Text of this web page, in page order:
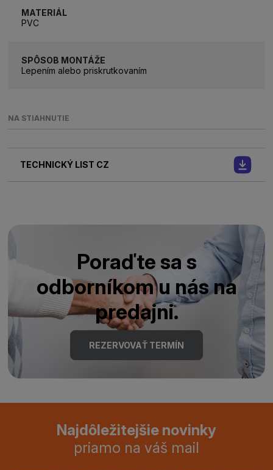
MATERIÁL
PVC
SPÔSOB MONTÁŽE
Lepením alebo priskrutkovaním
NA STIAHNUTIE
TECHNICKÝ LIST CZ
Poraďte sa s
odborníkom u nás na
predajni.
REZERVOVAŤ TERMÍN
Najdôležitejšie novinky
priamo na váš mail